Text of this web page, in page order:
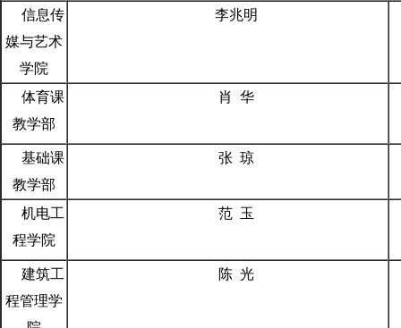
信息传
媒与艺术
学院
李兆明
体育课
教学部
肖 华
基础课
教学部
张 琼
机电工
程学院
范 玉
建筑工
程管理学
陈 光